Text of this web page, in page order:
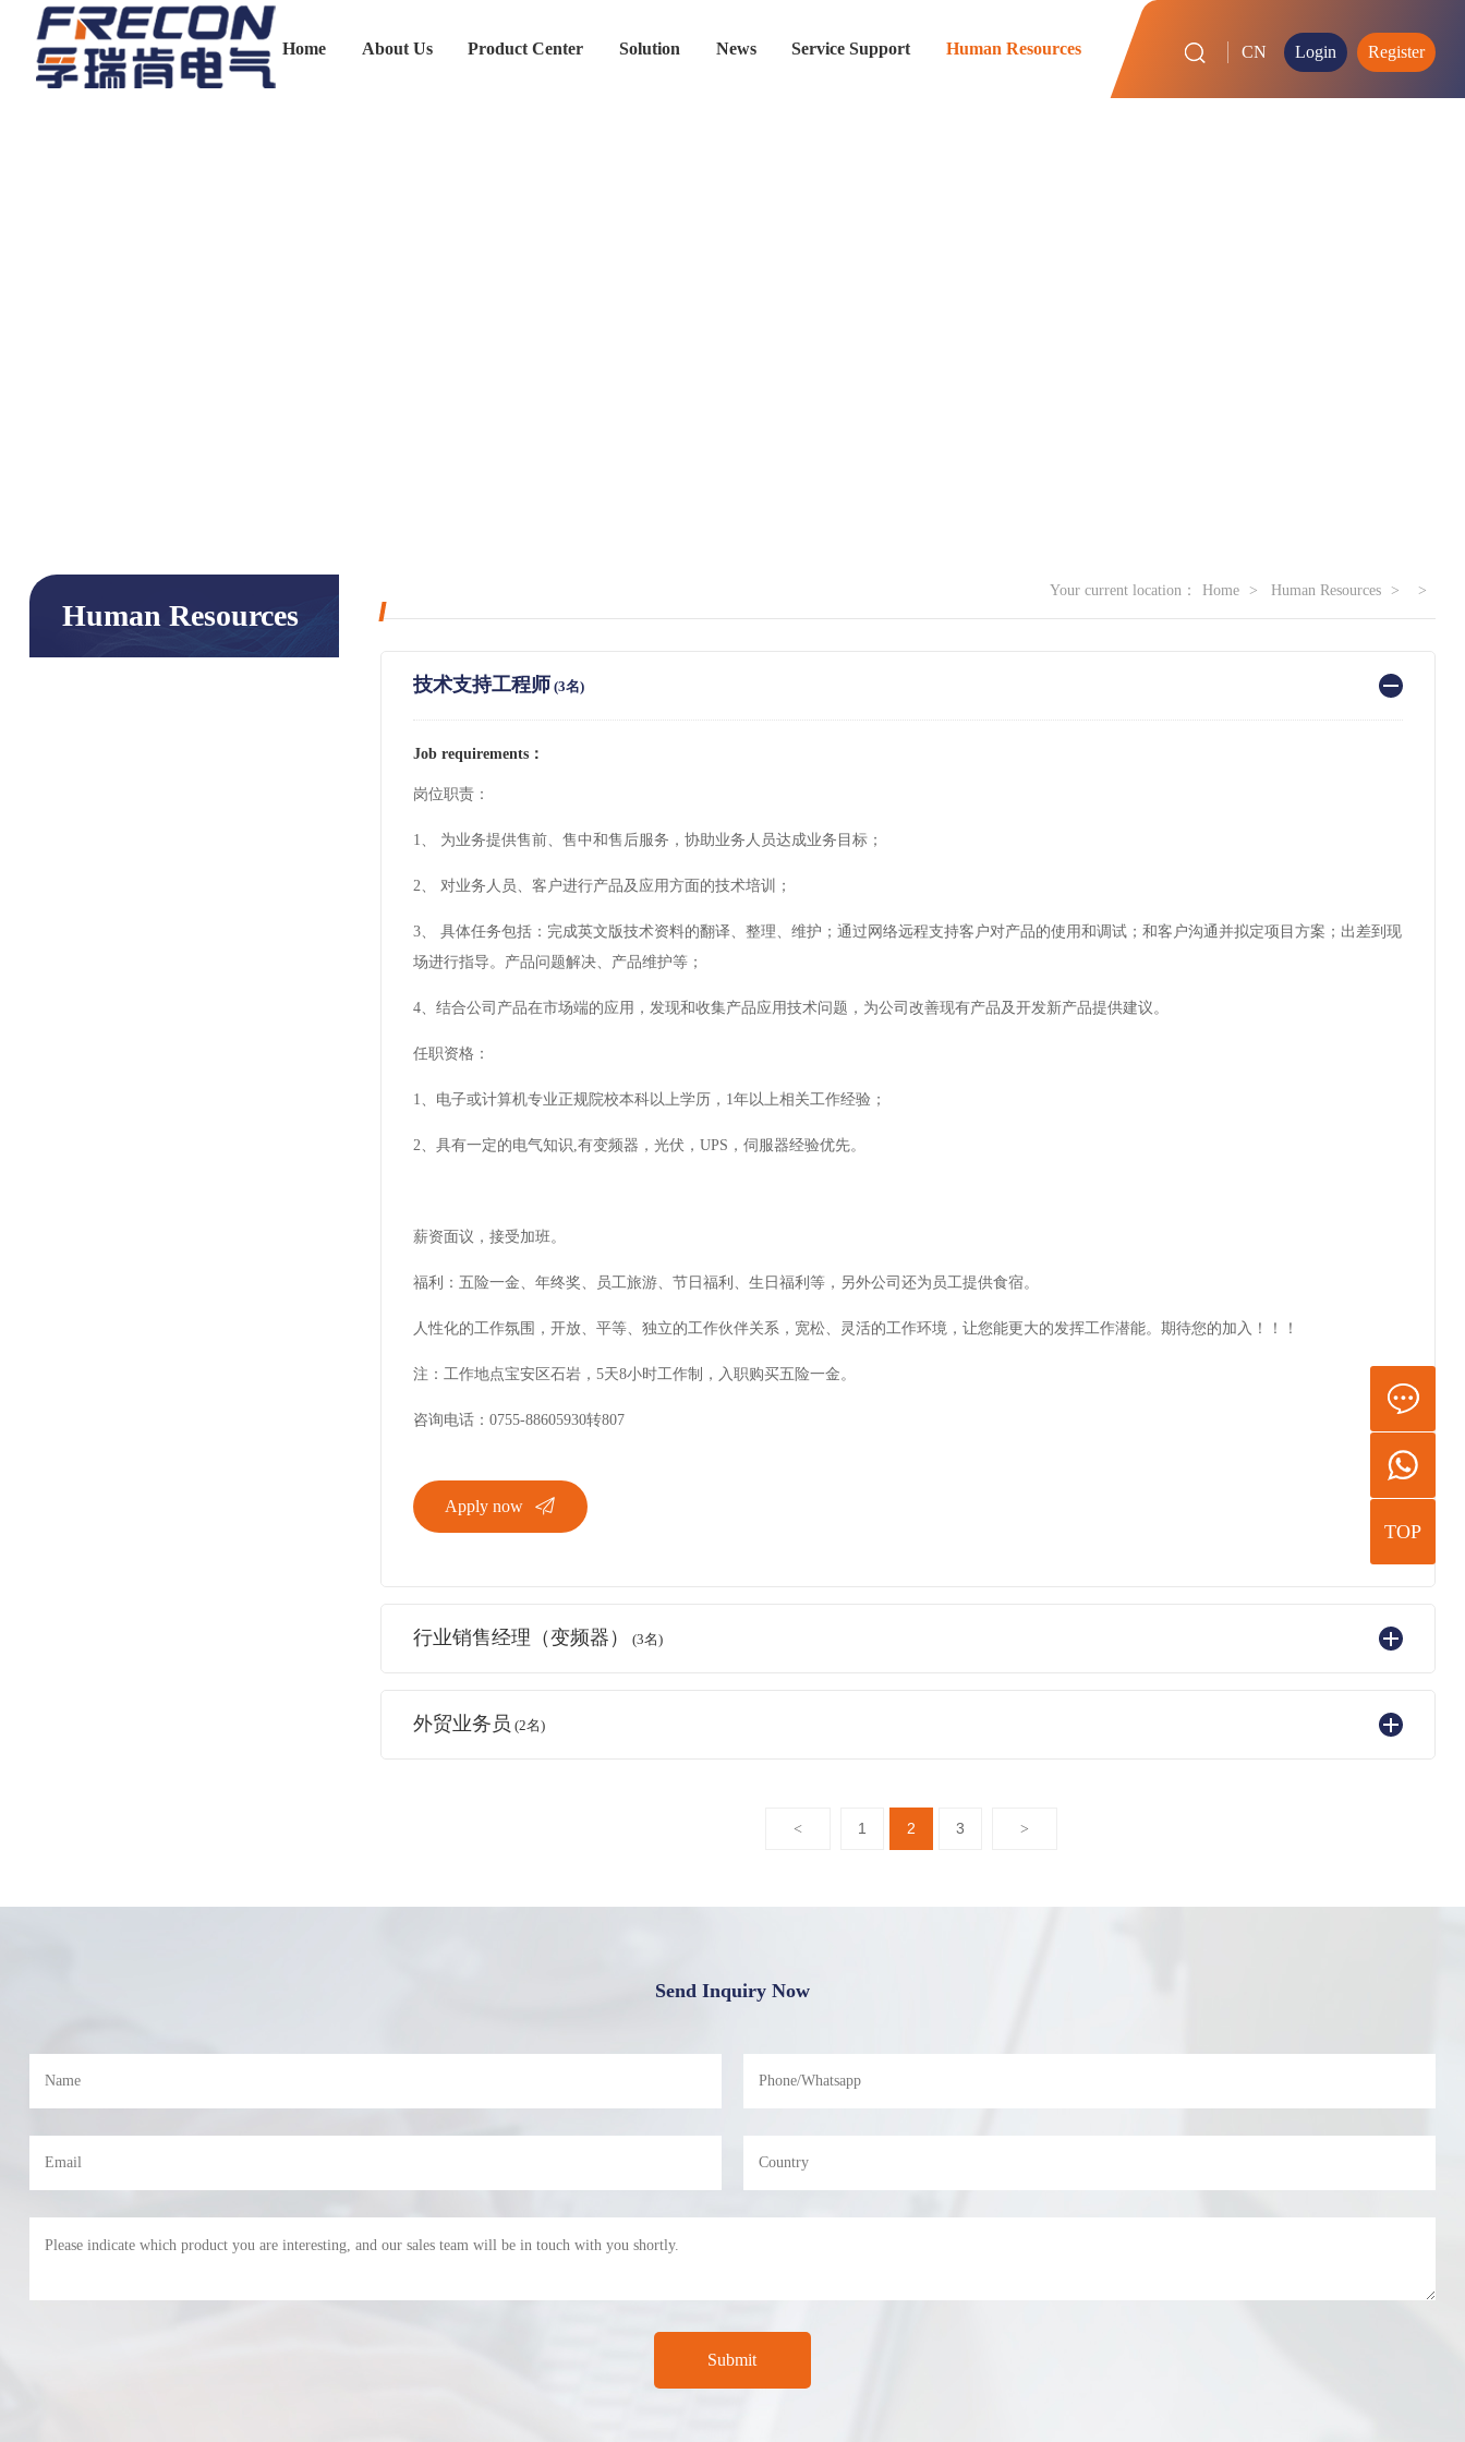
Home About Us Product Center Solution News Service Support Human Resources CN Login Register
Human Resources
Your current location： Home Human Resources
技术支持工程师 (3名)
Job requirements：
岗位职责：
1、 为业务提供售前、售中和售后服务，协助业务人员达成业务目标；
2、 对业务人员、客户进行产品及应用方面的技术培训；
3、 具体任务包括：完成英文版技术资料的翻译、整理、维护；通过网络远程支持客户对产品的使用和调试；和客户沟通并拟定项目方案；出差到现
场进行指导。产品问题解决、产品维护等；
4、结合公司产品在市场端的应用，发现和收集产品应用技术问题，为公司改善现有产品及开发新产品提供建议。
任职资格：
1、电子或计算机专业正规院校本科以上学历，1年以上相关工作经验；
2、具有一定的电气知识,有变频器，光伏，UPS，伺服器经验优先。
薪资面议，接受加班。
福利：五险一金、年终奖、员工旅游、节日福利、生日福利等，另外公司还为员工提供食宿。
人性化的工作氛围，开放、平等、独立的工作伙伴关系，宽松、灵活的工作环境，让您能更大的发挥工作潜能。期待您的加入！！！
注：工作地点宝安区石岩，5天8小时工作制，入职购买五险一金。
咨询电话：0755-88605930转807
Apply now
行业销售经理（变频器） (3名)
外贸业务员 (2名)
< 1 2 3 >
Send Inquiry Now
TOP